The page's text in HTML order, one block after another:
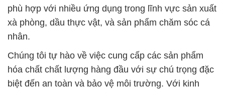
phù hợp với nhiều ứng dụng trong lĩnh vực sản xuất
xà phòng, dầu thực vật, và sản phẩm chăm sóc cá
nhân.
Chúng tôi tự hào về việc cung cấp các sản phẩm
hóa chất chất lượng hàng đầu với sự chú trọng đặc
biệt đến an toàn và bảo vệ môi trường. Với kinh